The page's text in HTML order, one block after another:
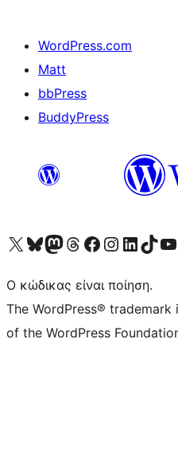
WordPress.com
Matt
bbPress
BuddyPress
Visit our X (formerly Twitter) account
Visit our Bluesky account
Επισκεφθείτε τον λογαριασμό μας στο Mastodon
Visit our Threads account
Επισκεφτείτε τη σελίδα μας στο Facebook
Επισκεφθείτε τον λογαριασμό μας
Επισκεφθείτε τον λογαριασμό
Visit ourVisit
Ο κώδικας είναι ποίηση.
The WordPress®
of the WordPress